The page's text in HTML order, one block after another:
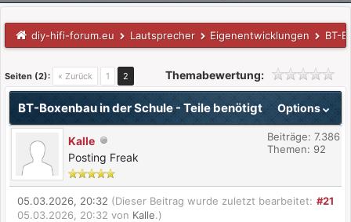
diy-hifi-forum.eu Lautsprecher Eigenentwicklungen BT-
Seiten (2): « Zurück 1 2 Themabewertung:
Options
BT-Boxenbau in der Schule - Teile benötigt
Kalle
Posting Freak
Beiträge: 7.386
Themen: 92
#21
05.03.2026, 20:32 (Dieser Beitrag wurde zuletzt bearbeitet:
05.03.2026, 20:32 von Kalle.)